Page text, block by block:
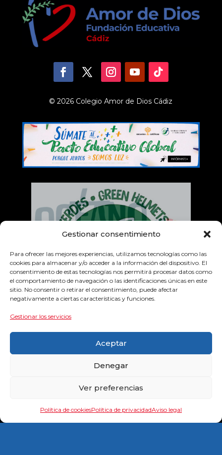
Gestionar consentimiento
Para ofrecer las mejores experiencias, utilizamos tecnologías como las
cookies para almacenar y/o acceder a la información del dispositivo. El
consentimiento de estas tecnologías nos permitirá procesar datos como
el comportamiento de navegación o las identificaciones únicas en este
sitio. No consentir o retirar el consentimiento, puede afectar
negativamente a ciertas características y funciones.
Gestionar los servicios
Aceptar
Denegar
Ver preferencias
Política de cookiesPolítica de privacidadAviso legal
© 2026 Colegio Amor de Dios Cádiz
Empresas colaboradoras